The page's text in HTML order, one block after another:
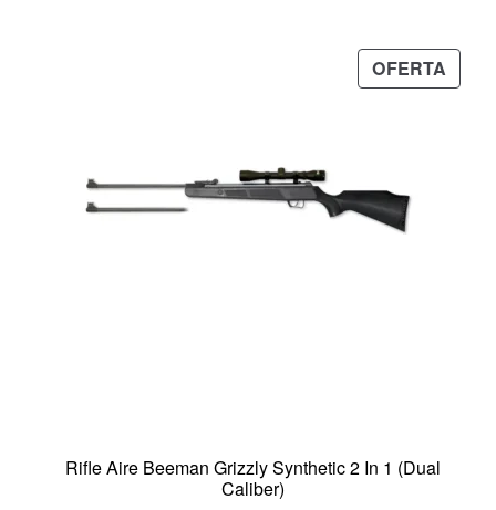
OFERTA
EN
Rifle Aire Beeman Grizzly Synthetic 2 In 1 (Dual
Caliber)